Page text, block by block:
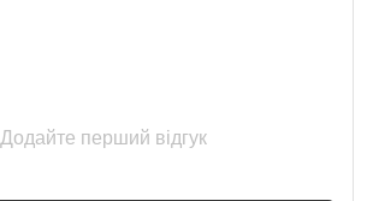
Додайте перший відгук